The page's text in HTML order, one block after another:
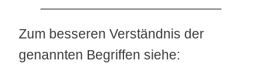
Zum besseren Verständnis der
genannten Begriffen siehe: